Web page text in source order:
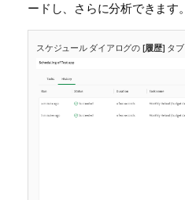
ードし、さらに分析できます。
スケジュール ダイアログの [履歴] タブ